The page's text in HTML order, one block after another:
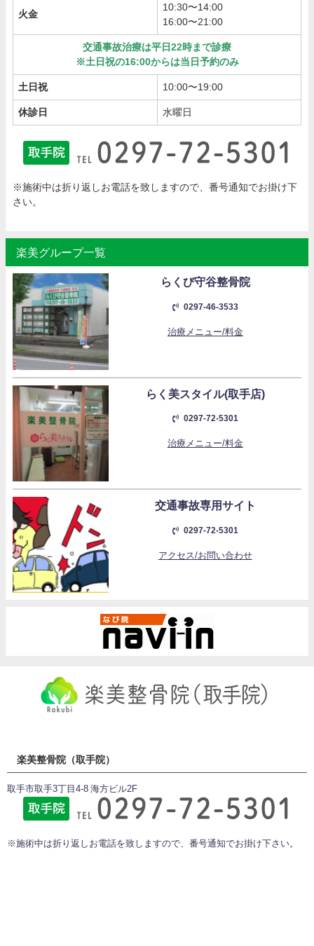
火金
10:30〜14:00
16:00〜21:00
交通事故治療は平日22時まで診療
※土日祝の16:00からは当日予約のみ
土日祝 10:00〜19:00
休診日 水曜日
※施術中は折り返しお電話を致しますので、番号通知でお掛け下
さい。
楽美グループ一覧
らくび守谷整骨院
0297-46-3533
治療メニュー/料金
らく美スタイル(取手店)
0297-72-5301
治療メニュー/料金
交通事故専用サイト
0297-72-5301
アクセス/お問い合わせ
楽美整骨院（取手院）
取手市取手3丁目4-8 海方ビル2F
※施術中は折り返しお電話を致しますので、番号通知でお掛け下さい。